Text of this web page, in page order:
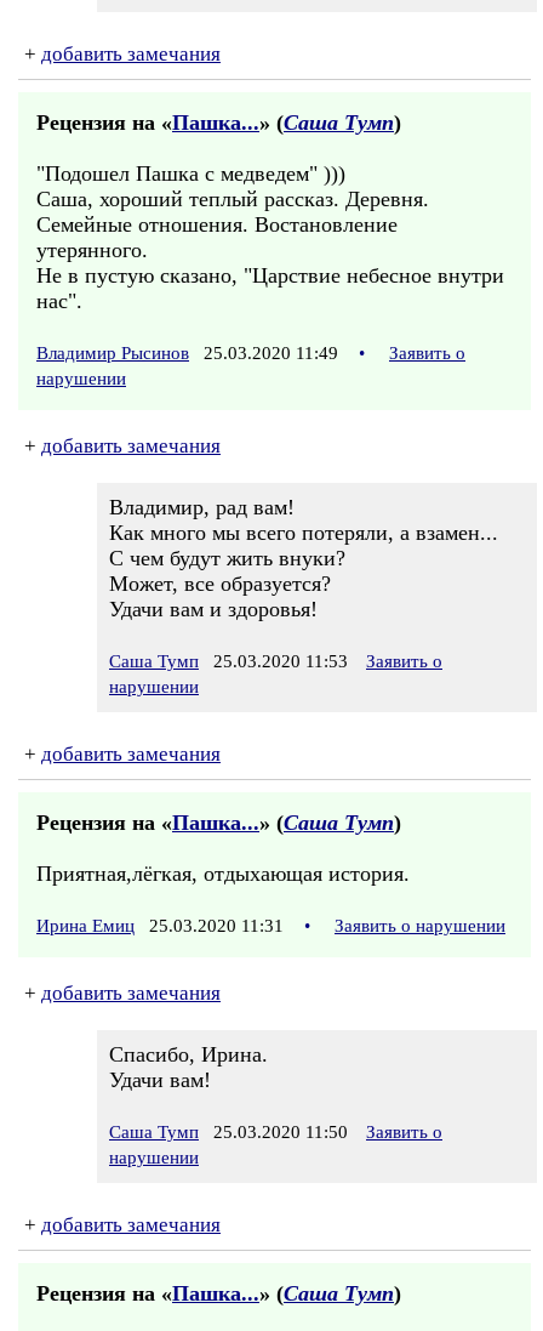
+ добавить замечания
Рецензия на «Пашка...» (Саша Тумп)
"Подошел Пашка с медведем" )))
Саша, хороший теплый рассказ. Деревня.
Семейные отношения. Востановление
утерянного.
Не в пустую сказано, "Царствие небесное внутри
нас".
Владимир Рысинов 25.03.2020 11:49 •
Заявить о
нарушении
+ добавить замечания
Владимир, рад вам!
Как много мы всего потеряли, а взамен...
С чем будут жить внуки?
Может, все образуется?
Удачи вам и здоровья!
Саша Тумп 25.03.2020 11:53
Заявить о
нарушении
+ добавить замечания
Рецензия на «Пашка...» (Саша Тумп)
Приятная,лёгкая, отдыхающая история.
Ирина Емиц 25.03.2020 11:31 • Заявить о нарушении
+ добавить замечания
Спасибо, Ирина.
Удачи вам!
Саша Тумп 25.03.2020 11:50
Заявить о
нарушении
+ добавить замечания
Рецензия на «Пашка...» (Саша Тумп)